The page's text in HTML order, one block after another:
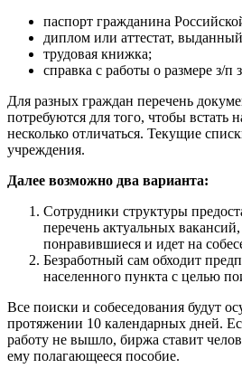
паспорт гражданина
диплом или аттестат,
трудовая книжка;
справка с работы о размере з/п
Для разных граждан перечень
потребуются для того, чтобы встать
несколько отличаться. Текущие
учреждения.
Далее возможно два варианта:
Сотрудники структуры
перечень актуальных
понравившиеся и идет на
Безработный сам обходит
населенного пункта с целью
Все поиски и собеседования будут
протяжении 10 календарных дней.
работу не вышло, биржа ставит
ему полагающееся пособие.